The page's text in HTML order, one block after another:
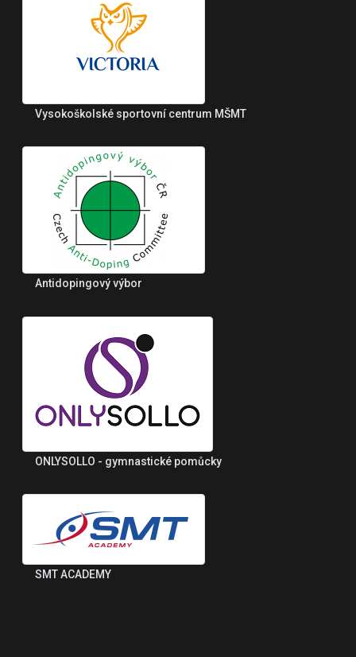
Vysokoškolské sportovní centrum MŠMT
Antidopingový výbor
ONLYSOLLO - gymnastické pomůcky
SMT ACADEMY